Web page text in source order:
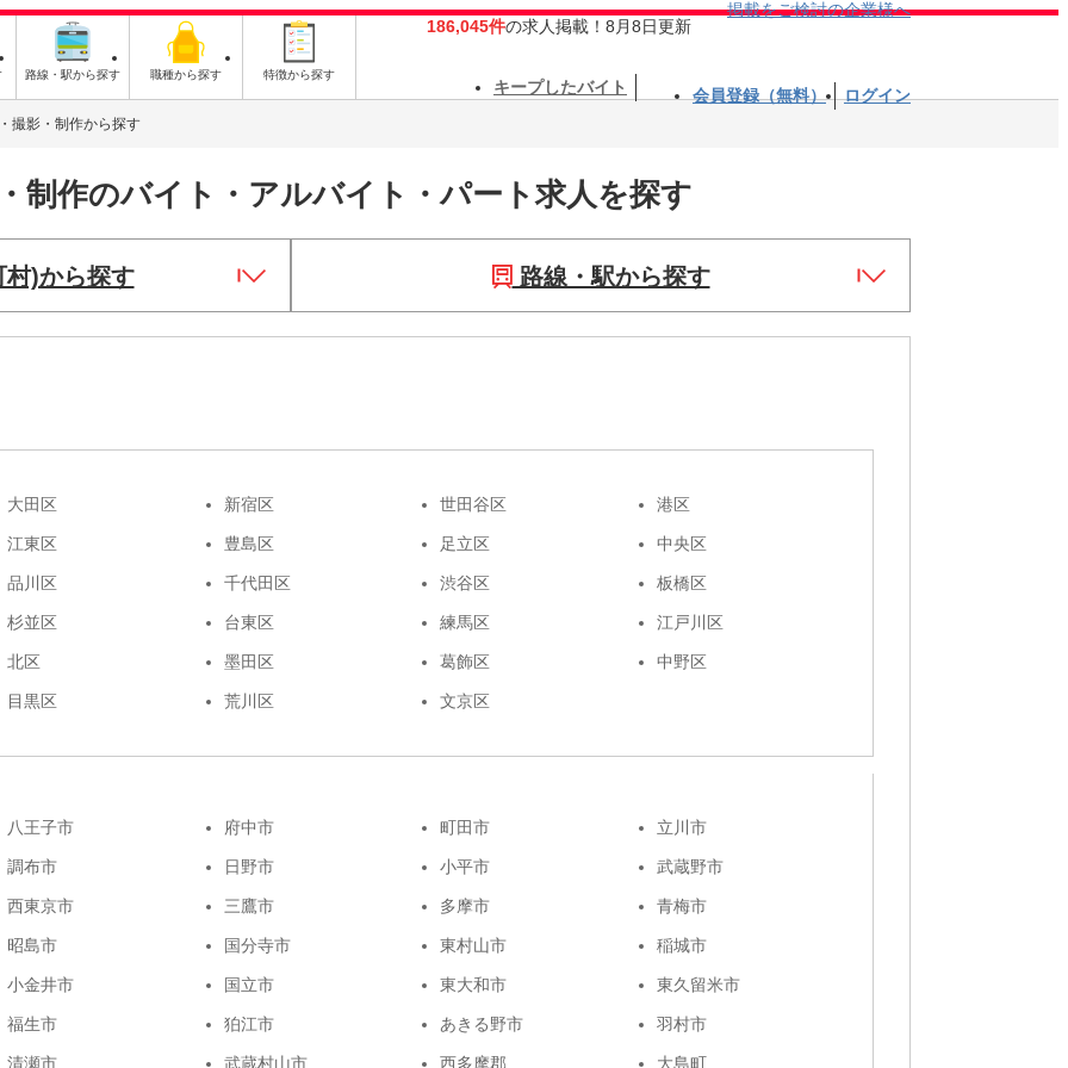
路線・駅から探す 職種から探す 特徴から探す
186,045件の求人掲載！8月8日更新
掲載をご検討の企業様へ
キープしたバイト 会員登録（無料） ログイン
撮影・制作から探す
制作のバイト・アルバイト・パート求人を探す
)から探す 路線・駅から探す
大田区 新宿区 世田谷区 港区
江東区 豊島区 足立区 中央区
品川区 千代田区 渋谷区 板橋区
杉並区 台東区 練馬区 江戸川区
北区 墨田区 葛飾区 中野区
目黒区 荒川区 文京区
八王子市 府中市 町田市 立川市
調布市 日野市 小平市 武蔵野市
西東京市 三鷹市 多摩市 青梅市
昭島市 国分寺市 東村山市 稲城市
小金井市 国立市 東大和市 東久留米市
福生市 狛江市 あきる野市 羽村市
清瀬市 武蔵村山市 西多摩郡 大島町